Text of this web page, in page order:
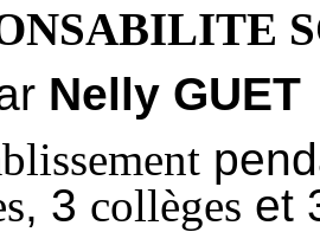
Nelly GUET
, 3 collèges et